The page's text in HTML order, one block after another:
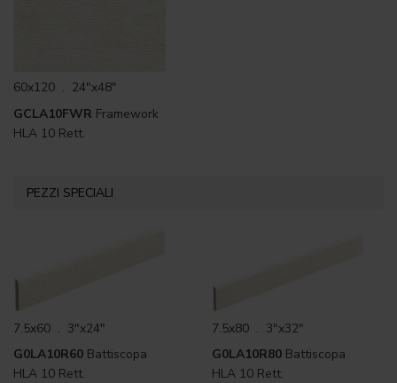
60x120 . 24"x48"
GCLA10FWR Framework
HLA 10 Rett.
PEZZI SPECIALI
7.5x60 . 3"x24"
G0LA10R60 Battiscopa
HLA 10 Rett.
7.5x80 . 3"x32"
G0LA10R80 Battiscopa
HLA 10 Rett.